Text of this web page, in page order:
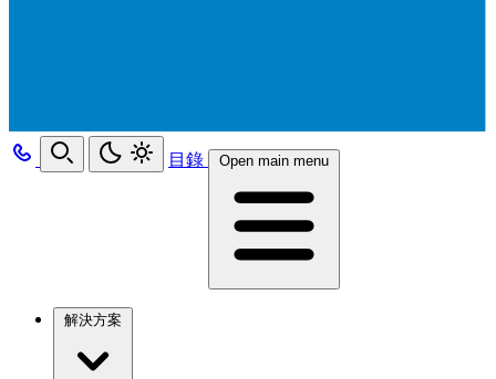
目錄 Open main menu
解決方案